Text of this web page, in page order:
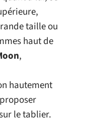
taille ou
haut de
,
hautement
le tablier.